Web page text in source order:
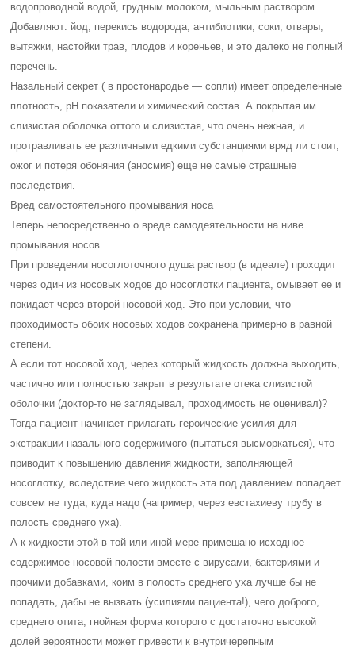
водопроводной водой, грудным молоком, мыльным раствором.
Добавляют: йод, перекись водорода, антибиотики, соки, отвары,
вытяжки, настойки трав, плодов и кореньев, и это далеко не полный
перечень.
Назальный секрет ( в простонародье — сопли) имеет определенные
плотность, рН показатели и химический состав. А покрытая им
слизистая оболочка оттого и слизистая, что очень нежная, и
протравливать ее различными едкими субстанциями вряд ли стоит,
ожог и потеря обоняния (аносмия) еще не самые страшные
последствия.
Вред самостоятельного промывания носа
Теперь непосредственно о вреде самодеятельности на ниве
промывания носов.
При проведении носоглоточного душа раствор (в идеале) проходит
через один из носовых ходов до носоглотки пациента, омывает ее и
покидает через второй носовой ход. Это при условии, что
проходимость обоих носовых ходов сохранена примерно в равной
степени.
А если тот носовой ход, через который жидкость должна выходить,
частично или полностью закрыт в результате отека слизистой
оболочки (доктор-то не заглядывал, проходимость не оценивал)?
Тогда пациент начинает прилагать героические усилия для
экстракции назального содержимого (пытаться высморкаться), что
приводит к повышению давления жидкости, заполняющей
носоглотку, вследствие чего жидкость эта под давлением попадает
совсем не туда, куда надо (например, через евстахиеву трубу в
полость среднего уха).
А к жидкости этой в той или иной мере примешано исходное
содержимое носовой полости вместе с вирусами, бактериями и
прочими добавками, коим в полость среднего уха лучше бы не
попадать, дабы не вызвать (усилиями пациента!), чего доброго,
среднего отита, гнойная форма которого с достаточно высокой
долей вероятности может привести к внутричерепным